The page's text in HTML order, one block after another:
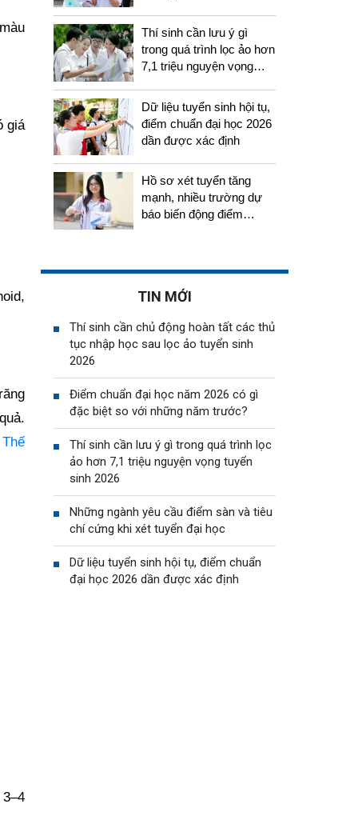
giá
Thí sinh cần lưu ý gì
trong quá trình lọc ảo hơn
7,1 triệu nguyện vọng
Dữ liệu tuyển sinh hội tụ,
điểm chuẩn đại học 2026
dần được xác định
Hồ sơ xét tuyển tăng
mạnh, nhiều trường dự
báo biến động điểm
TIN MỚI
Thí sinh cần chủ động hoàn tất các thủ
tục nhập học sau lọc ảo tuyển sinh
2026
Điểm chuẩn đại học năm 2026 có gì
đặc biệt so với những năm trước?
Thí sinh cần lưu ý gì trong quá trình lọc
ảo hơn 7,1 triệu nguyện vọng tuyển
sinh 2026
Những ngành yêu cầu điểm sàn và tiêu
chí cứng khi xét tuyển đại học
Dữ liệu tuyển sinh hội tụ, điểm chuẩn
đại học 2026 dần được xác định